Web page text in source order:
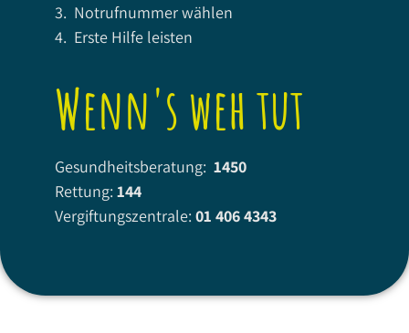
3. Notrufnummer wählen
4. Erste Hilfe leisten
Wenn's weh tut
Gesundheitsberatung: 1450
Rettung: 144
Vergiftungszentrale: 01 406 4343